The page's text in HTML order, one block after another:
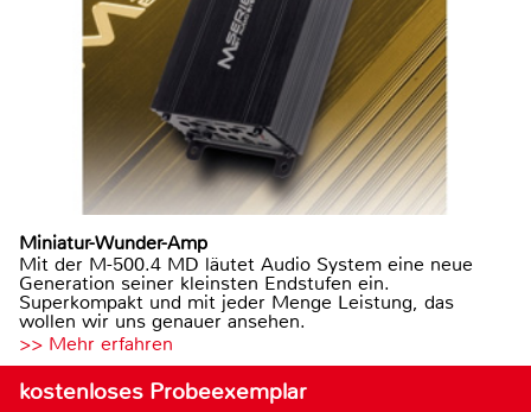
Miniatur-Wunder-Amp
Mit der M-500.4 MD läutet Audio System eine neue
Generation seiner kleinsten Endstufen ein.
Superkompakt und mit jeder Menge Leistung, das
wollen wir uns genauer ansehen.
>> Mehr erfahren
kostenloses Probeexemplar